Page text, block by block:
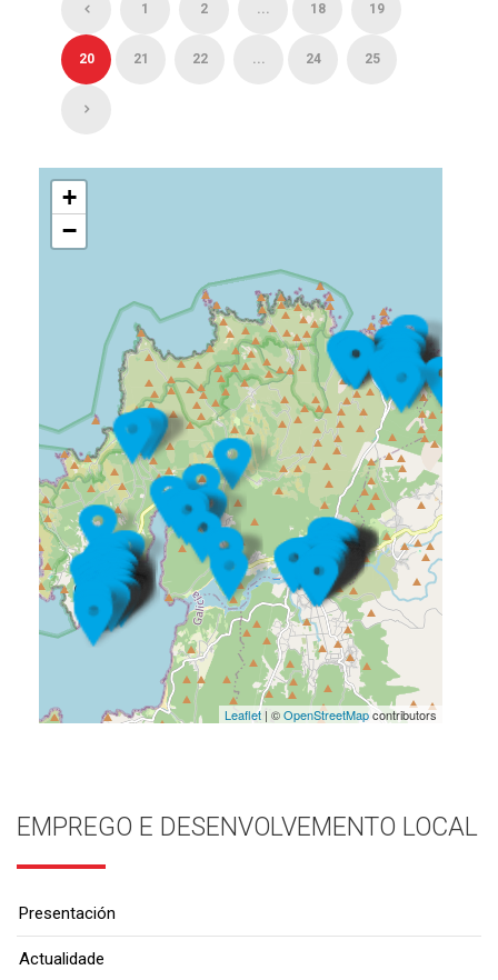
1 2 ... 18 19
20 21 22 ... 24 25
+
−
Leaflet| ©OpenStreetMapcontributors
EMPREGO E DESENVOLVEMENTO LOCAL
Presentación
Actualidade